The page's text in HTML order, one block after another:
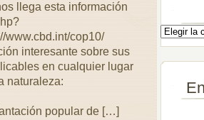
llega esta información
www.cbd.int/cop10/
interesante sobre sus
en cualquier lugar
naturaleza:
popular de […]